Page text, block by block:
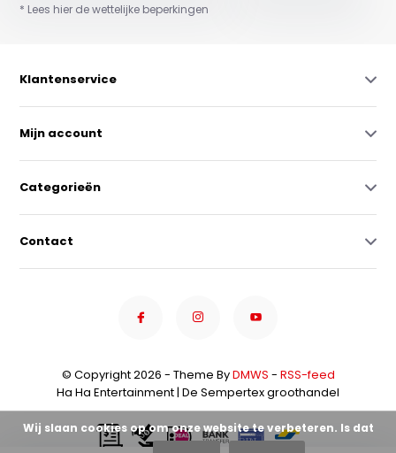
* Lees hier de wettelijke beperkingen
Klantenservice
Mijn account
Categorieën
Contact
© Copyright 2026 - Theme ByDMWS - RSS-feed
Ha Ha Entertainment | De Sempertex groothandel
Wij slaan cookies op om onze website te verbeteren. Is dat